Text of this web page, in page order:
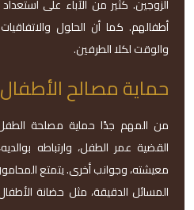
الزوجين. كثير من الآباء على
أطفالهم. كما أن الحلول
والوقت لكلا الطرفين.
حماية مصالح الأطفال
من المهم جدًا حماية مصلحة
القضية عمر الطفل، وارتباطه بوالديه،
معيشته، وجوانب أخرى. يتمتع
المسائل الدقيقة، مثل حضانة